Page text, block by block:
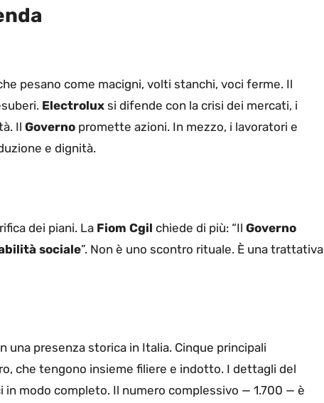
pesano come macigni, volti stanchi, voci ferme. Il
Electrolux si difende con la crisi dei mercati, i
Il Governo promette azioni. In mezzo, i lavoratori e
e dignità.
dei piani. La Fiom Cgil chiede di più: “Il Governo
sociale”. Non è uno scontro rituale. È una trattativa
presenza storica in Italia. Cinque principali
che tengono insieme filiere e indotto. I dettagli del
modo completo. Il numero complessivo — 1.700 — è